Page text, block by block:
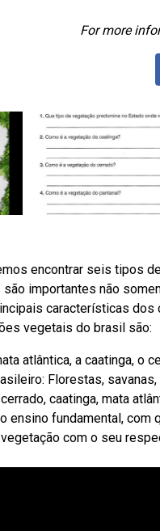
For more
encontrar seis tipos
importantes não
características
vegetais do brasil são:
atlântica, a caatinga,
Florestas,
caatinga, mata
ensino fundamental,
com o seu